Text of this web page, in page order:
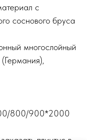
с
соснового бруса
многослойный
800/900*2000